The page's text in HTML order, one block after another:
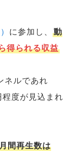
に参加し、動
得られる収益
ネルであれ
度が見込まれ
間再生数は